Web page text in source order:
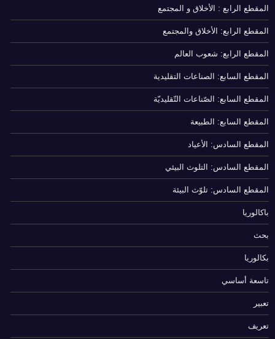
المقطع الرابع : الأخلاق و المجتمع
المقطع الرابع: الأخلاق والمجتمع
المقطع الرابع: شعوب العالم
المقطع السابع: الصناعات التقليدية
المقطع السابع: الصّناعات التّقليديّة
المقطع السابع: الطبيعة
المقطع السادس: الأعياد
المقطع السادس: التلوث البيئي
المقطع السادس: تلوّث البيئة
باكالوريا
بحث
بكالوريا
تاسعة أساسي
تعبير
تعريف